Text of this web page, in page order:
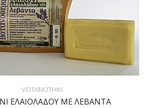
VOTANOTHIKI
ΕΛΑΙΟΛΑΔΟΥ ΜΕ ΛΕΒΑΝΤΑ